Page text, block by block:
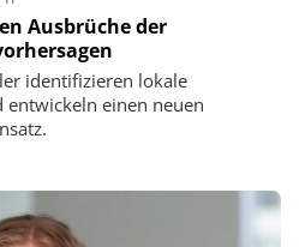
Ausbrüche der
identifizieren lokale
einen neuen